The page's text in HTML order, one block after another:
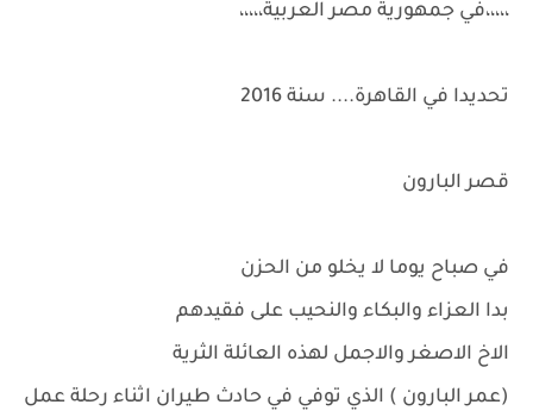
،،،،،في جمهورية مصر العربية،،،،،
تحديدا في القاهرة.... سنة 2016
قصر البارون
في صباح يوما لا يخلو من الحزن
بدا العزاء والبكاء والنحيب على فقيدهم
الاخ الاصغر والاجمل لهذه العائلة الثرية
(عمر البارون ) الذي توفي في حادث طيران اثناء رحلة عمل